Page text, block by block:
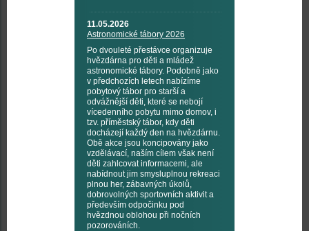
11.05.2026
Astronomické tábory 2026
Po dvouleté přestávce organizuje
hvězdárna pro děti a mládež
astronomické tábory. Podobně jako
v předchozích letech nabízíme
pobytový tábor pro starší a
odvážnější děti, které se nebojí
vícedenního pobytu mimo domov, i
tzv. příměstský tábor, kdy děti
docházejí každý den na hvězdárnu.
Obě akce jsou koncipovány jako
vzdělávací, naším cílem však není
děti zahlcovat informacemi, ale
nabídnout jim smysluplnou rekreaci
plnou her, zábavných úkolů,
dobrovolných sportovních aktivit a
především odpočinku pod
hvězdnou oblohou při nočních
pozorováních.